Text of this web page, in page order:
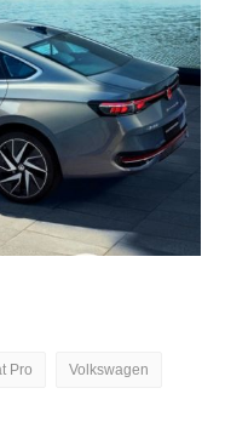
Pro Volkswagen